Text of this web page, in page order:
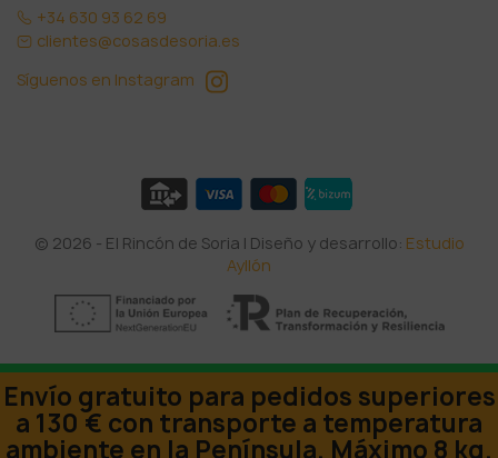
Envío gratuito para pedidos superiores
a 130 € con transporte a temperatura
ambiente en la Península. Máximo 8 kg.
+34 630 93 62 69
clientes@cosasdesoria.es
Síguenos en Instagram
© 2026 - El Rincón de Soria | Diseño y desarrollo: Estudio
Ayllón